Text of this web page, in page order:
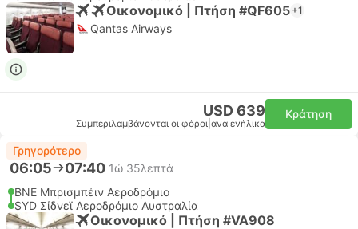
Οικονομικό | Πτήση #QF605 +1
Qantas Airways
USD 639
Συμπεριλαμβάνονται οι φόροι ανα ενήλικα
Κράτηση
Γρηγορότερο
06:05 07:40 1ώ 35λεπτά
BNE Μπρισμπέιν Αεροδρόμιο
SYD Σίδνεϊ Αεροδρόμιο Αυστραλία
Οικονομικό | Πτήση #VA908